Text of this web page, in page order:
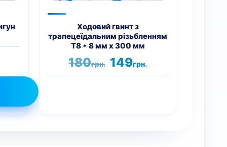
Ходовий гвинт з
трапецеїдальним різьбленням
T8 * 8 мм х 300 мм
180грн. Оригінальна
ціна:
180грн..
149грн.
ціна:
149грн..